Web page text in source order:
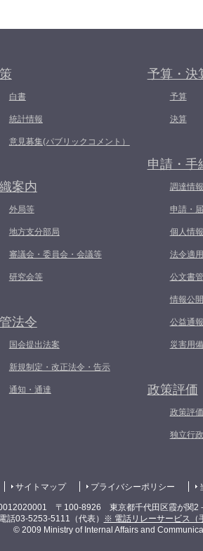
白書
統計情報
意見募集(パブリックコメント）
案内
外局等
地方支分部局
審議会・委員会・会議等
研究会等
法令
国会提出法案
新規制定・改正法令・告示
通知・通達
予算・決
予算
決算
申請・手
調達情
申請・
個人情
法令適
公文書
情報公開
公益通
災害用
政策評価
政策評
独立行
サイトマップ プライバシーポリシー
〒100-8926 東京都千代田区霞が関2
話03-5253-5111（代表）
※ 電話リレーサービス（
© 2009 Ministry of Internal Affairs and